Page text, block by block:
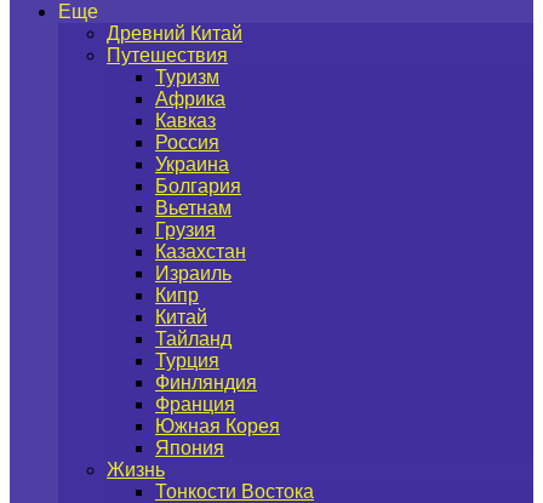
Еще
Древний Китай
Путешествия
Туризм
Африка
Кавказ
Россия
Украина
Болгария
Вьетнам
Грузия
Казахстан
Израиль
Кипр
Китай
Тайланд
Турция
Финляндия
Франция
Южная Корея
Япония
Жизнь
Тонкости Востока